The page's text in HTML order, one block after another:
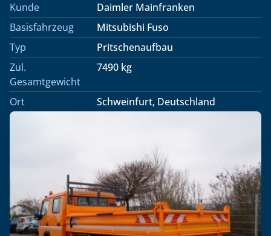
Kunde
Daimler Mainfranken
Basisfahrzeug
Mitsubishi Fuso
Typ
Pritschenaufbau
Zul.
Gesamtgewicht
7490 kg
Ort Schweinfurt, Deutschland